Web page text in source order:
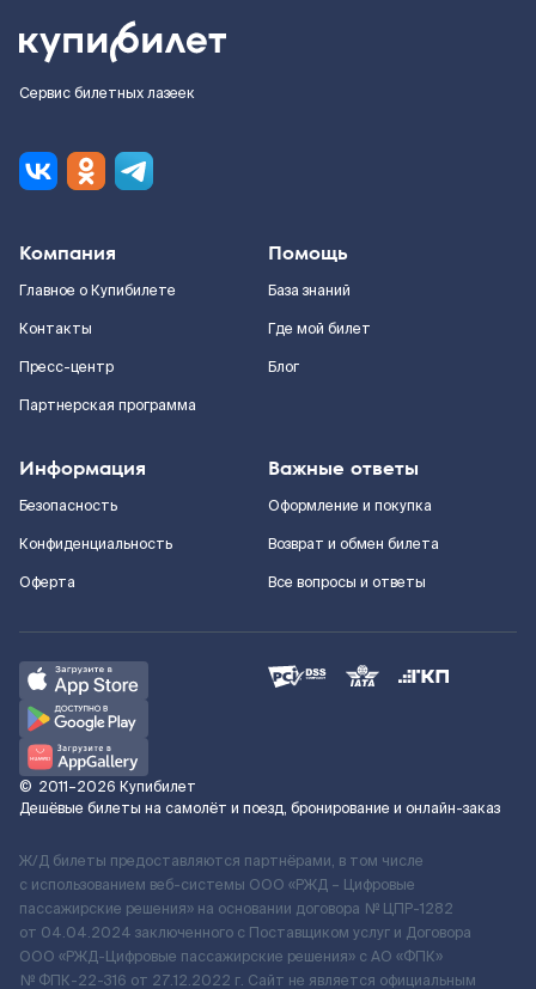
Сервис билетных лазеек
Компания
Главное о Купибилете
Контакты
Пресс-центр
Партнерская программа
Помощь
База знаний
Где мой билет
Блог
Информация
Безопасность
Конфиденциальность
Оферта
Важные ответы
Оформление и покупка
Возврат и обмен билета
Все вопросы и ответы
© 2011–2026 Купибилет
Дешёвые билеты на самолёт и поезд, бронирование и онлайн-заказ
Ж/Д билеты предоставляются партнёрами, в том числе
с использованием веб-системы ООО «РЖД – Цифровые
пассажирские решения» на основании договора № ЦПР-1282
от 04.04.2024 заключенного с Поставщиком услуг и Договора
ООО «РЖД-Цифровые пассажирские решения» c АО «ФПК»
№ ФПК-22-316 от 27.12.2022 г. Сайт не является официальным